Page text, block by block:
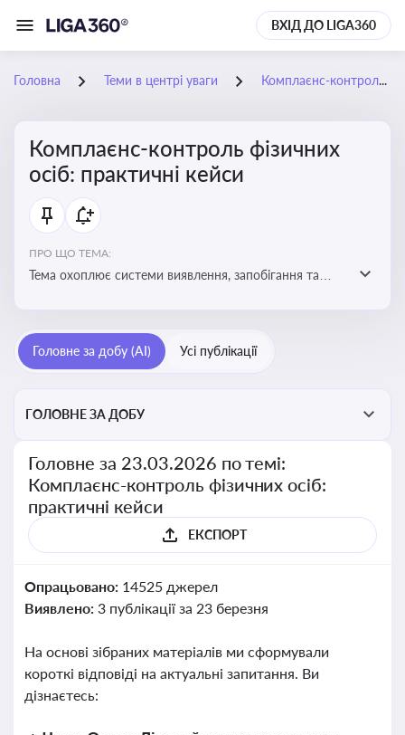
ВХІД ДО LIGA360
Головна Теми в центрі уваги Комплаєнс-контроль фізичних осіб: практичні кейси
Комплаєнс-контроль фізичних
осіб: практичні кейси
ПРО ЩО ТЕМА:
Тема охоплює системи виявлення, запобігання та
Головне за добу (AI) Усі публікації
ГОЛОВНЕ ЗА ДОБУ
Головне за 23.03.2026 по темі:
Комплаєнс-контроль фізичних осіб:
практичні кейси
ЕКСПОРТ
Опрацьовано: 14525 джерел
Виявлено: 3 публікації за 23 березня
На основі зібраних матеріалів ми сформували
короткі відповіді на актуальні запитання. Ви
дізнаєтесь: